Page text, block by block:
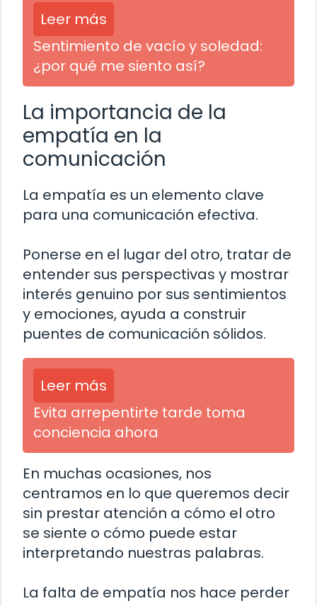
Leer más
Sentimiento de vacío y soledad:
¿por qué me siento así?
La importancia de la
empatía en la
comunicación
La empatía es un elemento clave
para una comunicación efectiva.
Ponerse en el lugar del otro, tratar de
entender sus perspectivas y mostrar
interés genuino por sus sentimientos
y emociones, ayuda a construir
puentes de comunicación sólidos.
Leer más
Evita arrepentirte tarde toma
conciencia ahora
En muchas ocasiones, nos
centramos en lo que queremos decir
sin prestar atención a cómo el otro
se siente o cómo puede estar
interpretando nuestras palabras.
La falta de empatía nos hace perder